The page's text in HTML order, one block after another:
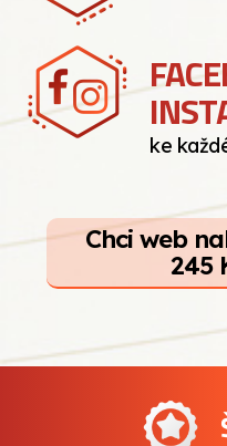
ke
Chci web
245